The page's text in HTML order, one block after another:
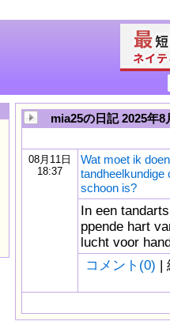
mia25の日記 2025年8
08月11日
18:37
Wat moet ik
tandheelkundige
schoon is?
In een
ppende hart
lucht voor
コメント(0) |